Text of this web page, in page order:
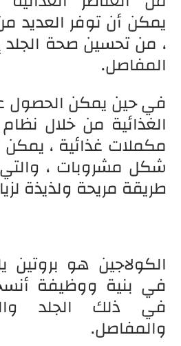
يمكن أن توفر العديد
، من تحسين صحة
المفاصل.
في حين يمكن الحصول
الغذائية من خلال
مكملات غذائية ، يمكن
شكل مشروبات ،
طريقة مريحة ولذيذة
الكولاجين هو بروتين
في بنية ووظيفة
في ذلك الجلد
والمفاصل.